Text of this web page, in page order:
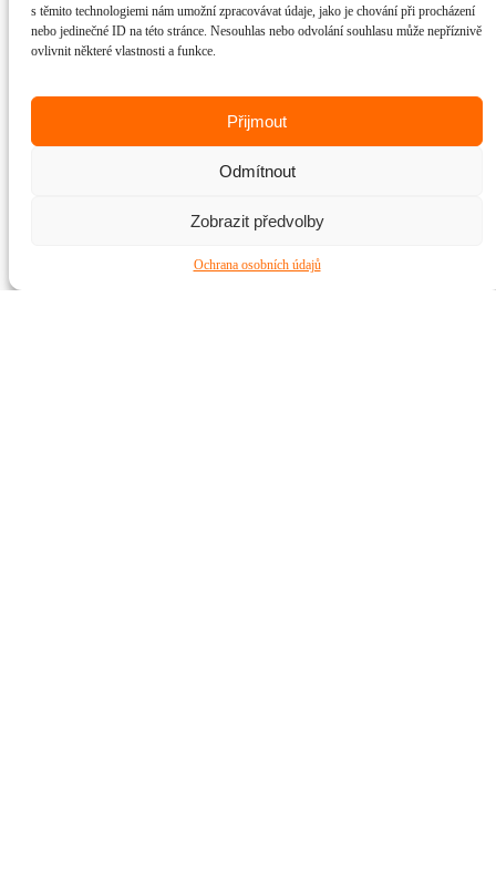
s těmito technologiemi nám umožní zpracovávat údaje, jako je chování při procházení
nebo jedinečné ID na této stránce. Nesouhlas nebo odvolání souhlasu může nepříznivě
ovlivnit některé vlastnosti a funkce.
Přijmout
Odmítnout
Zobrazit předvolby
Ochrana osobních údajů